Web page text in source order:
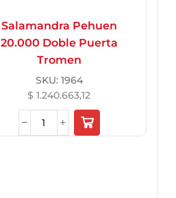
Salamandra Pehuen
20.000 Doble Puerta
Tromen
SKU: 1964
$ 1.240.663,12